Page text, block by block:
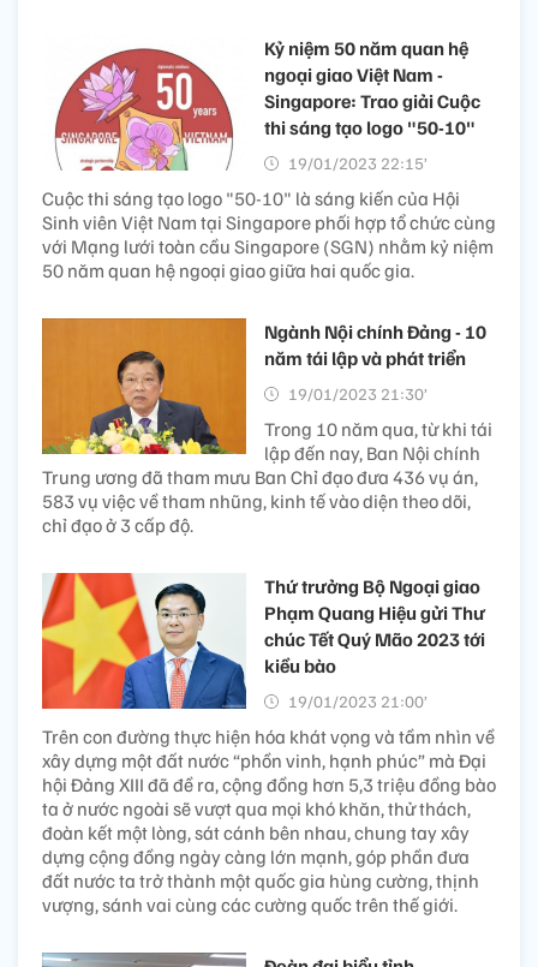
Kỷ niệm 50 năm quan hệ
ngoại giao Việt Nam -
Singapore: Trao giải Cuộc
thi sáng tạo logo "50-10"
19/01/2023 22:15’
Cuộc thi sáng tạo logo "50-10" là sáng kiến của Hội
Sinh viên Việt Nam tại Singapore phối hợp tổ chức cùng
với Mạng lưới toàn cầu Singapore (SGN) nhằm kỷ niệm
50 năm quan hệ ngoại giao giữa hai quốc gia.
Ngành Nội chính Đảng - 10
năm tái lập và phát triển
19/01/2023 21:30’
Trong 10 năm qua, từ khi tái
lập đến nay, Ban Nội chính
Trung ương đã tham mưu Ban Chỉ đạo đưa 436 vụ án,
583 vụ việc về tham nhũng, kinh tế vào diện theo dõi,
chỉ đạo ở 3 cấp độ.
Thứ trưởng Bộ Ngoại giao
Phạm Quang Hiệu gửi Thư
chúc Tết Quý Mão 2023 tới
kiều bào
19/01/2023 21:00’
Trên con đường thực hiện hóa khát vọng và tầm nhìn về
xây dựng một đất nước “phồn vinh, hạnh phúc” mà Đại
hội Đảng XIII đã đề ra, cộng đồng hơn 5,3 triệu đồng bào
ta ở nước ngoài sẽ vượt qua mọi khó khăn, thử thách,
đoàn kết một lòng, sát cánh bên nhau, chung tay xây
dựng cộng đồng ngày càng lớn mạnh, góp phần đưa
đất nước ta trở thành một quốc gia hùng cường, thịnh
vượng, sánh vai cùng các cường quốc trên thế giới.